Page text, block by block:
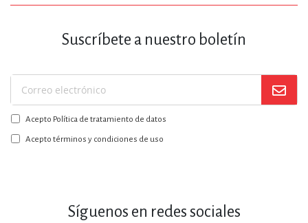
Suscríbete a nuestro boletín
Suscríbase
a
nuestro
boletín:
Acepto Política de tratamiento de datos
Acepto términos y condiciones de uso
Síguenos en redes sociales